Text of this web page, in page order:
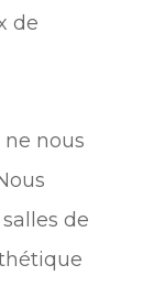
de
ne nous
de